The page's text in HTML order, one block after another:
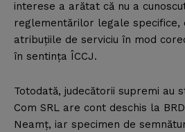
interese a arătat că nu a
reglementărilor legale specifice,
atribuţiile de serviciu în mod
în sentinţa ÎCCJ.
Totodată, judecătorii supremi au
Com SRL are cont deschis la
Neamţ, iar specimen de